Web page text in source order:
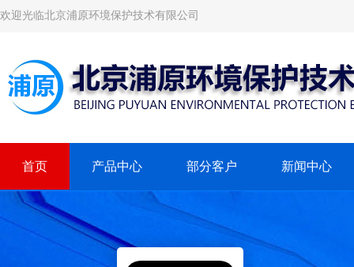
欢迎光临北京浦原环境保护技术有限公司
首页 产品中心 部分客户 新闻中心